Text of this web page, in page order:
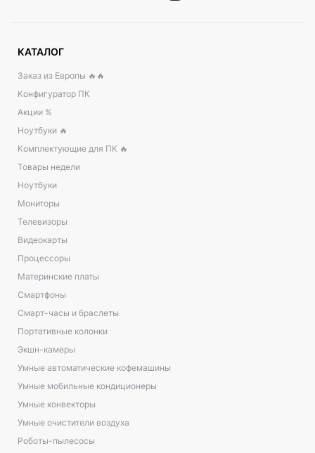
КАТАЛОГ
Заказ из Европы 🔥🔥
Конфигуратор ПК
Акции %
Ноутбуки 🔥
Комплектующие для ПК 🔥
Товары недели
Ноутбуки
Мониторы
Телевизоры
Видеокарты
Процессоры
Материнские платы
Смартфоны
Смарт-часы и браслеты
Портативные колонки
Экшн-камеры
Умные автоматические кофемашины
Умные мобильные кондиционеры
Умные конвекторы
Умные очистители воздуха
Роботы-пылесосы